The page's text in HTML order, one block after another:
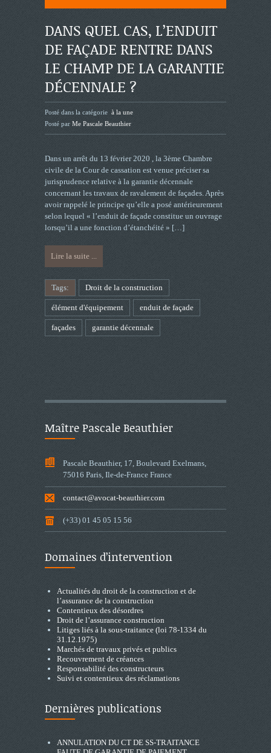
DANS QUEL CAS, L’ENDUIT
DE FAÇADE RENTRE DANS
LE CHAMP DE LA GARANTIE
DÉCENNALE ?
Posté dans la catégorie à la une
Posté par Me Pascale Beauthier
Dans un arrêt du 13 février 2020 , la 3ème Chambre
civile de la Cour de cassation est venue préciser sa
jurisprudence relative à la garantie décennale
concernant les travaux de ravalement de façades. Après
avoir rappelé le principe qu’elle a posé antérieurement
selon lequel « l’enduit de façade constitue un ouvrage
lorsqu’il a une fonction d’étanchéité » […]
Lire la suite ...
Tags: Droit de la construction
élément d'équipement enduit de façade
façades garantie décennale
Maître Pascale Beauthier
Pascale Beauthier, 17, Boulevard Exelmans,
75016 Paris, Ile-de-France France
contact@avocat-beauthier.com
(+33) 01 45 05 15 56
Domaines d’intervention
Actualités du droit de la construction et de
l’assurance de la construction
Contentieux des désordres
Droit de l’assurance construction
Litiges liés à la sous-traitance (loi 78-1334 du
31.12.1975)
Marchés de travaux privés et publics
Recouvrement de créances
Responsabilité des constructeurs
Suivi et contentieux des réclamations
Dernières publications
ANNULATION DU CT DE SS-TRAITANCE